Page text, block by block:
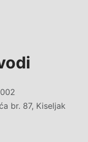
br. 87, Kiseljak